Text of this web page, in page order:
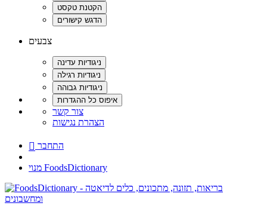
צבעים
צור קשר
הצהרת נגישות
 התחבר
מנוי FoodsDictionary